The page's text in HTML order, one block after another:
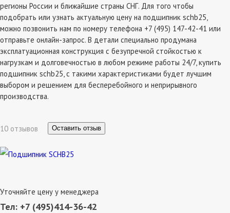
регионы России и ближайшие страны СНГ. Для того чтобы
подобрать или узнать актуальную цену на подшипник schb25,
можно позвонить нам по номеру телефона +7 (495) 147-42-41 или
отправьте онлайн-запрос. В детали специально продумана
эксплатуационная конструкция с безупречной стойкостью к
нагрузкам и долговечностью в любом режиме работы 24/7, купить
подшипник schb25, с такими характеристиками будет лучшим
выбором и решением для бесперебойного и неприрывного
производства.
10 отзывов Оставить отзыв
Уточняйте цену у менеджера
Тел: +7 (495)414-36-42